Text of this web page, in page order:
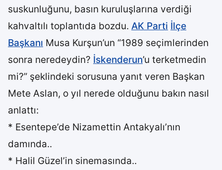
suskunluğunu, basın kuruluşlarına verdiği
kahvaltılı toplantıda bozdu. AK Parti İlçe
Başkanı Musa Kurşun’un “1989 seçimlerinden
sonra neredeydin? İskenderun’u terketmedin
mi?” şeklindeki sorusuna yanıt veren Başkan
Mete Aslan, o yıl nerede olduğunu bakın nasıl
anlattı:
* Esentepe’de Nizamettin Antakyalı’nın
damında..
* Halil Güzel’in sinemasında..